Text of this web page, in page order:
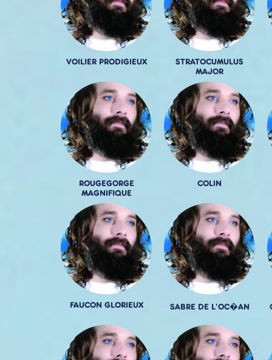
VOILIER PRODIGIEUX
STRATOCUMULUS
MAJOR
ROUGEGORGE
MAGNIFIQUE
COLIN
FAUCON GLORIEUX SABRE DE L'OC�AN